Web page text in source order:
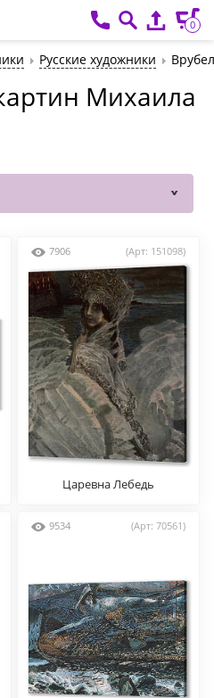
0
Русские художники
Михаила
7906 (Арт: 151098)
Царевна Лебедь
9534 (Арт: 70561)